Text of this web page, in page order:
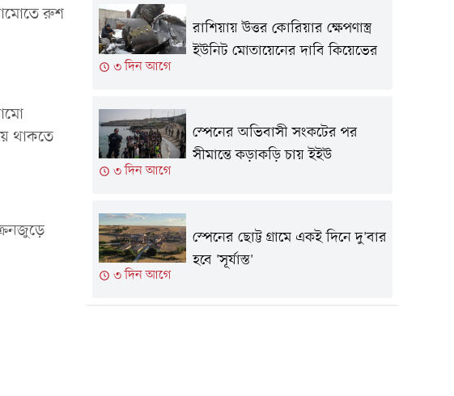
রুশ
থাকতে
৩ দিন আগে
রাশিয়ায় উত্তর কোরিয়ার ক্ষেপণাস্ত্র
ইউনিট মোতায়েনের দাবি কিয়েভের
৩ দিন আগে
স্পেনের অভিবাসী সংকটের পর
সীমান্তে কড়াকড়ি চায় ইইউ
৩ দিন আগে
স্পেনের ছোট্ট গ্রামে একই দিনে দু'বার
হবে 'সূর্যাস্ত'